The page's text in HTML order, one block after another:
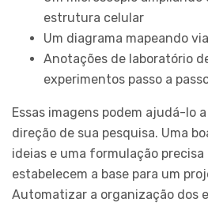
estrutura celular
Um diagrama mapeando
Anotações de laboratório
experimentos passo a
Essas imagens podem ajudá-lo
direção de sua pesquisa. Uma
ideias e uma formulação
estabelecem a base para um
Automatizar a organização dos